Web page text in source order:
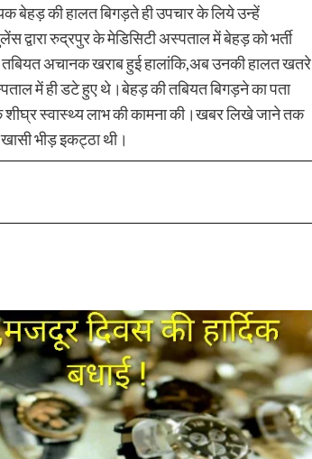
बेहड़ की हालत बिगड़ते ही उपचार के लिये उन्हें
द्वारा रुद्रपुर के मेडिसिटी अस्पताल में बेहड़ को भर्ती
अचानक खराब हुई हालांकि,अब उनकी हालत खतरे
में ही डटे हुए थे।बेहड़ की तबियत बिगड़ने का पता
स्वास्थ्य लाभ की कामना की।खबर लिखे जाने तक
भीड़ इकट्ठा थी।